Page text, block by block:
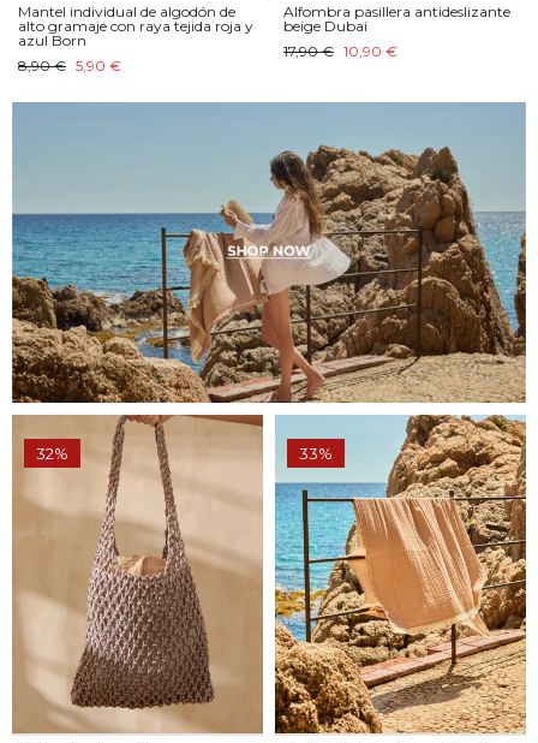
Mantel individual de algodón de
alto gramaje con raya tejida roja y
azul Born
8,90 € 5,90 €
Alfombra pasillera antideslizante
beige Dubai
17,90 € 10,90 €
32% 33%